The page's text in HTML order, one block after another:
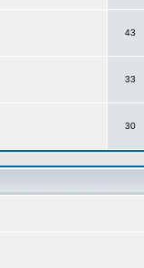
43
33
30